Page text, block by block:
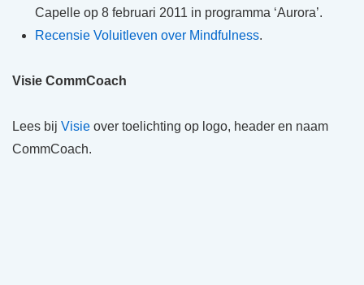
Capelle op 8 februari 2011 in programma ‘Aurora’.
Recensie Voluitleven over Mindfulness.
Visie CommCoach
Lees bij Visie over toelichting op logo, header en naam
CommCoach.